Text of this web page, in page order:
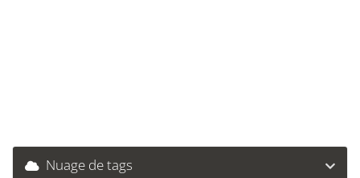
Nuage de tags